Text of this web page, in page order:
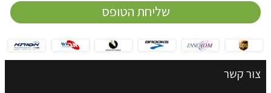
צור קשר